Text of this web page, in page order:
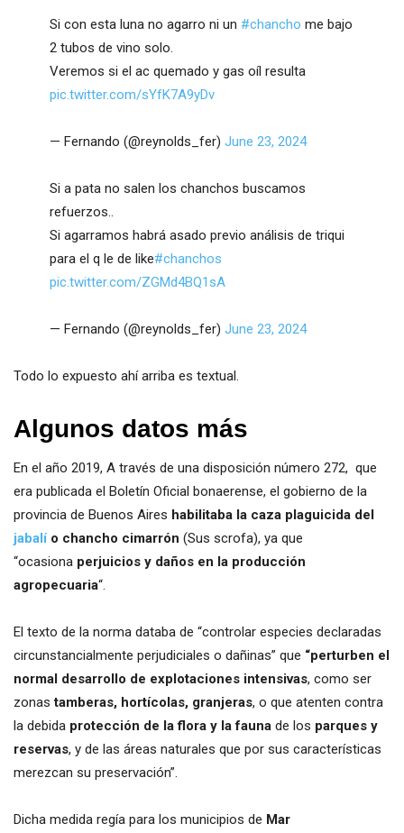
Si con esta luna no agarro ni un #chancho me bajo
2 tubos de vino solo.
Veremos si el ac quemado y gas oíl resulta
pic.twitter.com/sYfK7A9yDv
— Fernando (@reynolds_fer) June 23, 2024
Si a pata no salen los chanchos buscamos
refuerzos..
Si agarramos habrá asado previo análisis de triqui
para el q le de like#chanchos
pic.twitter.com/ZGMd4BQ1sA
— Fernando (@reynolds_fer) June 23, 2024
Todo lo expuesto ahí arriba es textual.
Algunos datos más
En el año 2019, A través de una disposición número 272, que
era publicada el Boletín Oficial bonaerense, el gobierno de la
provincia de Buenos Aires habilitaba la caza plaguicida del
jabalío chancho cimarrón (Sus scrofa), ya que
“ocasiona perjuicios y daños en la producción
agropecuaria“.
El texto de la norma databa de “controlar especies declaradas
circunstancialmente perjudiciales o dañinas” que “perturben el
normal desarrollo de explotaciones intensivas, como ser
zonastamberas, hortícolas, granjeras, o que atenten contra
la debida protección de la flora y la fauna de los parques y
reservas, y de las áreas naturales que por sus características
merezcan su preservación”.
Dicha medida regía para los municipios de Mar